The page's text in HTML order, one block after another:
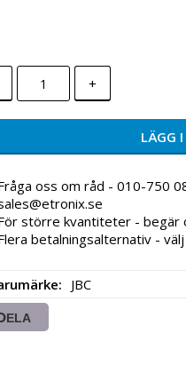
+
LÄGG
oss om råd - 010-750
större kvantiteter - begär
betalningsalternativ - välj
JBC
DELA